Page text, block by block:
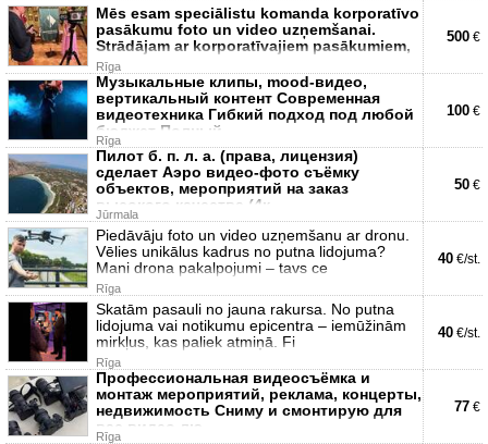
Mēs esam speciālistu komanda korporatīvo
pasākumu foto un video uzņemšanai.
Strādājam ar korporatīvajiem pasākumiem,
Rīga
500 €
Музыкальные клипы, mood-видео,
вертикальный контент Современная
видеотехника Гибкий подход под любой
бюджет Полный
Rīga
100 €
Пилот б. п. л. а. (права, лицензия)
сделает Аэро видео-фото съёмку
объектов, мероприятий на заказ
высокого качества (4к
Jūrmala
50 €
Piedāvāju foto un video uzņemšanu ar dronu.
Vēlies unikālus kadrus no putna lidojuma?
Mani drona pakalpojumi – tavs ce
Rīga
40 €/st.
Skatām pasauli no jauna rakursa. No putna
lidojuma vai notikumu epicentra – iemūžinām
mirkļus, kas paliek atmiņā. Fi
Rīga
40 €/st.
Профессиональная видеосъёмка и
монтаж мероприятий, реклама, концерты,
недвижимость Сниму и смонтирую для
вас видео лю
Rīga
77 €